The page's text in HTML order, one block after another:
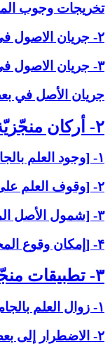
تخريجات وجوب
۲- جريان الاصول في جميع الأطراف، وعدمه
۳- جريان الاصول في بعض الأطراف، وعدمه
جريان الأصل في
۲- أركان منجّزيّة العلم الإجمالي‏
۱- [وجود العلم بالجامع
۲- [وقوف العلم على الجامع]
۳- [شمول الأصل المؤمّن لجميع الأطراف]
۴- [إمكان وقوع المخالفة القطعيّة بسبب البراءة]
۳- تطبيقات منجّزيّة العلم الإجمالي‏
۱- زوال العلم بالجامع
۲- الاضطرار إلى بعض الأطراف